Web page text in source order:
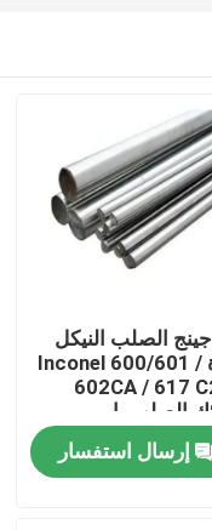
الصلب النيكل
مادة Inconel 600/601 /
602CA / 617
الصلب بار
إرسال استفسار